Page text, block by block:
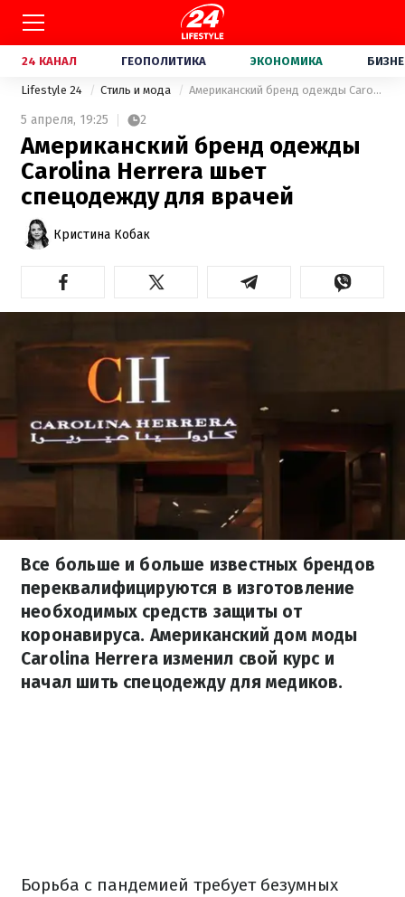
24 КАНАЛ ГЕОПОЛИТИКА ЭКОНОМИКА
Lifestyle 24 Стиль и мода Американский бренд одежды Carolina Herrera шьет спецодежду для врачей
5 апреля, 19:25 2
Американский бренд одежды
Carolina Herrera шьет
спецодежду для врачей
Кристина Кобак
Все больше и больше известных брендов
переквалифицируются в изготовление
необходимых средств защиты от
коронавируса. Американский дом моды
Carolina Herrera изменил свой курс и
начал шить спецодежду для медиков.
Борьба с пандемией требует безумных